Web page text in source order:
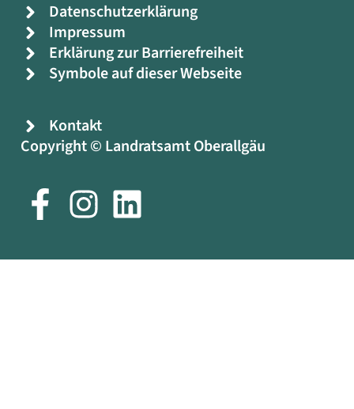
Datenschutzerklärung
Impressum
Erklärung zur Barrierefreiheit
Symbole auf dieser Webseite
Kontakt
Copyright © Landratsamt Oberallgäu